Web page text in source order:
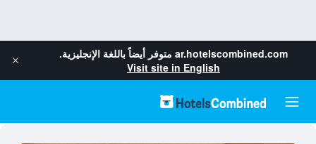
ar.hotelscombined.com متوفر أيضاً باللغة الإنجليزية.
Visit site in English